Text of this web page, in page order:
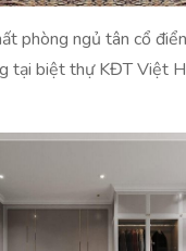
phòng ngủ tân cổ
tại biệt thự KĐT Việt